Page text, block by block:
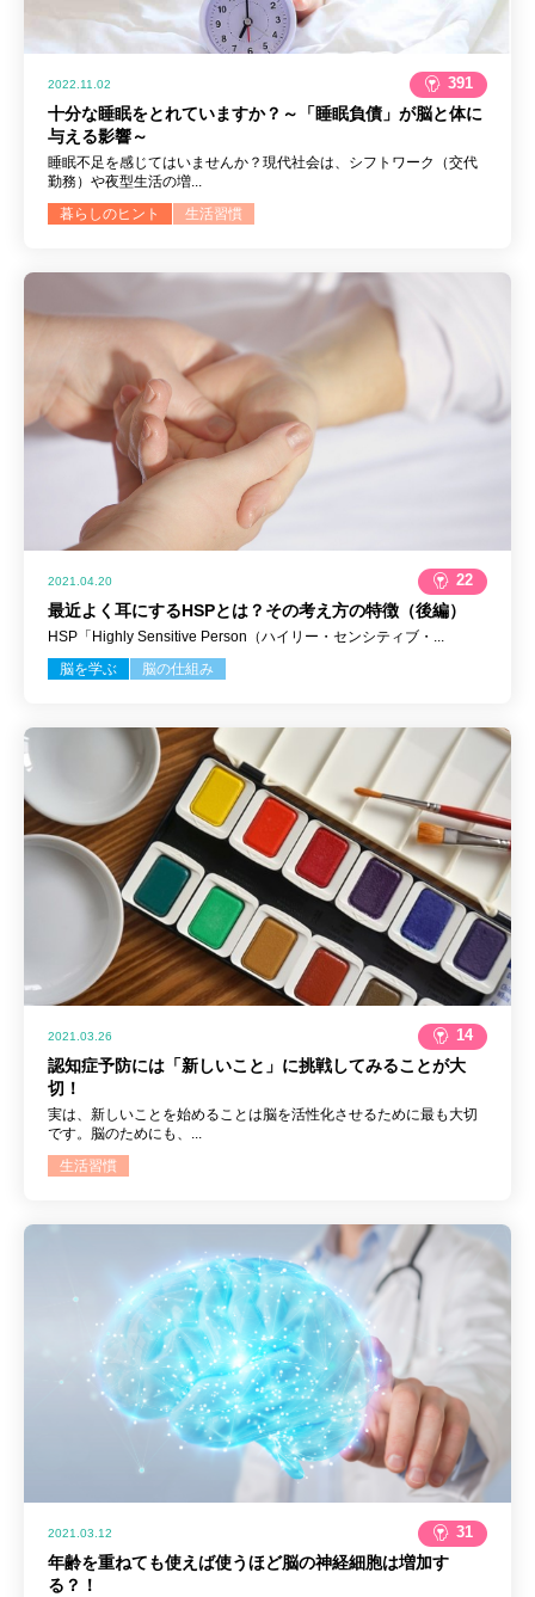
2022.11.02 391
十分な睡眠をとれていますか？～「睡眠負債」が脳と体に
与える影響～
睡眠不足を感じてはいませんか？現代社会は、シフトワーク（交代
勤務）や夜型生活の増...
暮らしのヒント
生活習慣
2021.04.20 22
最近よく耳にするHSPとは？その考え方の特徴（後編）
HSP「Highly Sensitive Person（ハイリー・センシティブ・...
脳を学ぶ
脳の仕組み
2021.03.26 14
認知症予防には「新しいこと」に挑戦してみることが大
切！
実は、新しいことを始めることは脳を活性化させるために最も大切
です。脳のためにも、...
生活習慣
2021.03.12 31
年齢を重ねても使えば使うほど脳の神経細胞は増加す
る？！